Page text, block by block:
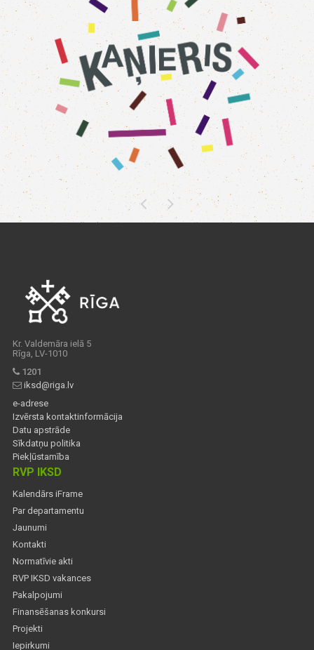
Kr. Valdemāra ielā 5
Rīga, LV-1010
1201
iksd@riga.lv
e-adrese
Izvērsta kontaktinformācija
Datu apstrāde
Sīkdatņu politika
Piekļūstamība
RVP IKSD
Kalendārs iFrame
Par departamentu
Jaunumi
Kontakti
Normatīvie akti
RVP IKSD vakances
Pakalpojumi
Finansēšanas konkursi
Projekti
Iepirkumi